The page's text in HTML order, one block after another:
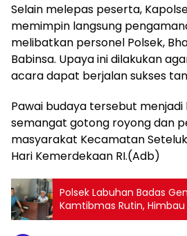
Selain melepas peserta,
memimpin langsung
melibatkan personel Polsek,
Babinsa. Upaya ini dilakukan
acara dapat berjalan sukses
Pawai budaya tersebut
semangat gotong royong dan
masyarakat Kecamatan
Hari Kemerdekaan RI.(Adb)
Polsek Labuhan Badas
Kamtibmas Rutin,
Terkait Aksi 3C